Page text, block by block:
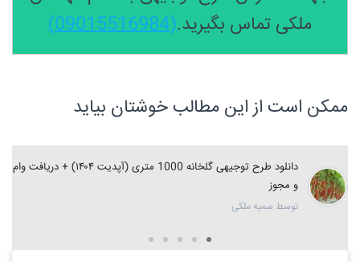
ملکی تماس بگیرید.(09015516984)
ممکن است از این مطالب خوشتان بیاید
دانلود طرح توجیهی گلخانه 1000 متری (آپدیت ۱۴۰۴) + دریافت وام
و مجوز
توسط سمیه ملکی